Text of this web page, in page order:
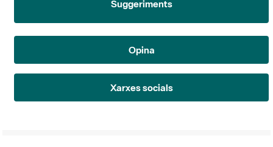
Suggeriments
Opina
Xarxes socials